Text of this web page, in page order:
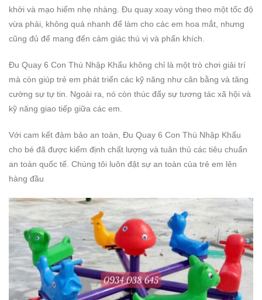
khởi và mạo hiểm nhẹ nhàng. Đu quay xoay vòng theo một tốc độ
vừa phải, không quá nhanh để làm cho các em hoa mắt, nhưng
cũng đủ để mang đến cảm giác thú vị và phấn khích.
Đu Quay 6 Con Thú Nhập Khẩu không chỉ là một trò chơi giải trí
mà còn giúp trẻ em phát triển các kỹ năng như cân bằng và tăng
cường sự tự tin. Ngoài ra, nó còn thúc đẩy sự tương tác xã hội và
kỹ năng giao tiếp giữa các em.
Với cam kết đảm bảo an toàn, Đu Quay 6 Con Thú Nhập Khẩu
cho bé đã được kiểm định chất lượng và tuân thủ các tiêu chuẩn
an toàn quốc tế. Chúng tôi luôn đặt sự an toàn của trẻ em lên
hàng đầu